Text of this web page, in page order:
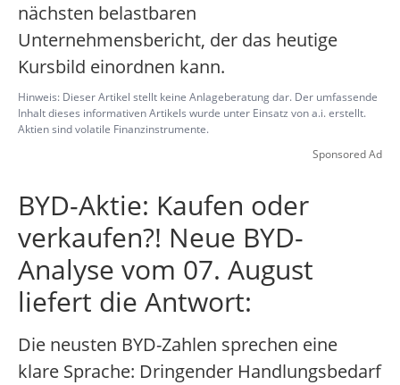
nächsten belastbaren
Unternehmensbericht, der das heutige
Kursbild einordnen kann.
Hinweis: Dieser Artikel stellt keine Anlageberatung dar. Der umfassende
Inhalt dieses informativen Artikels wurde unter Einsatz von a.i. erstellt.
Aktien sind volatile Finanzinstrumente.
Sponsored Ad
BYD-Aktie: Kaufen oder
verkaufen?! Neue BYD-
Analyse vom 07. August
liefert die Antwort:
Die neusten BYD-Zahlen sprechen eine
klare Sprache: Dringender Handlungsbedarf